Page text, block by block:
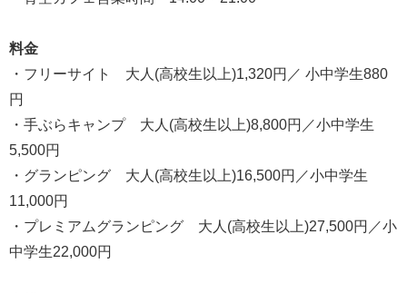
料金
・フリーサイト 大人(高校生以上)1,320円／ 小中学生880
円
・手ぶらキャンプ 大人(高校生以上)8,800円／小中学生
5,500円
・グランピング 大人(高校生以上)16,500円／小中学生
11,000円
・プレミアムグランピング 大人(高校生以上)27,500円／小
中学生22,000円